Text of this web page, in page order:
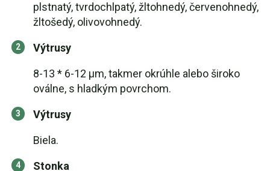
plstnatý, tvrdochlpatý, žltohnedý, červenohnedý,
žltošedý, olivovohnedý.
Výtrusy
8-13 * 6-12 μm, takmer okrúhle alebo široko
oválne, s hladkým povrchom.
Výtrusy
Biela.
Stonka